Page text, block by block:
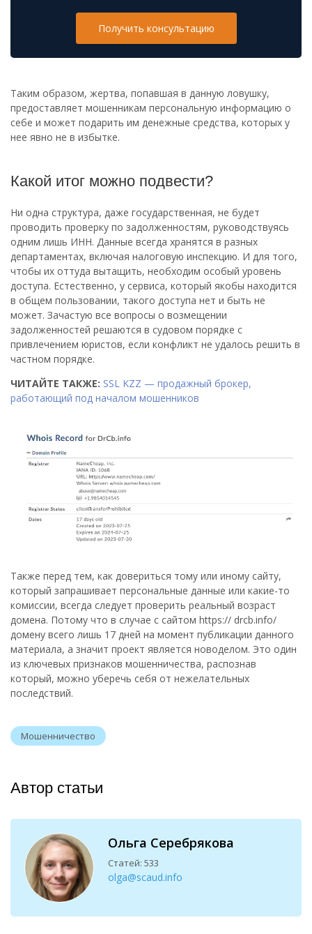
Получить консультацию
Таким образом, жертва, попавшая в данную ловушку,
предоставляет мошенникам персональную информацию о
себе и может подарить им денежные средства, которых у
нее явно не в избытке.
Какой итог можно подвести?
Ни одна структура, даже государственная, не будет
проводить проверку по задолженностям, руководствуясь
одним лишь ИНН. Данные всегда хранятся в разных
департаментах, включая налоговую инспекцию. И для того,
чтобы их оттуда вытащить, необходим особый уровень
доступа. Естественно, у сервиса, который якобы находится
в общем пользовании, такого доступа нет и быть не
может. Зачастую все вопросы о возмещении
задолженностей решаются в судовом порядке с
привлечением юристов, если конфликт не удалось решить в
частном порядке.
ЧИТАЙТЕ ТАКЖЕ: SSL KZZ — продажный брокер,
работающий под началом мошенников
Также перед тем, как довериться тому или иному сайту,
который запрашивает персональные данные или какие-то
комиссии, всегда следует проверить реальный возраст
домена. Потому что в случае с сайтом https:// drcb.info/
домену всего лишь 17 дней на момент публикации данного
материала, а значит проект является новоделом. Это один
из ключевых признаков мошенничества, распознав
который, можно уберечь себя от нежелательных
последствий.
Мошенничество
Автор статьи
Ольга Серебрякова
Статей: 533
olga@scaud.info